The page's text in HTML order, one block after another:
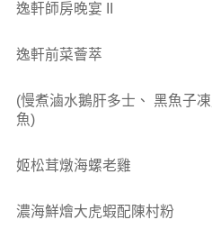
逸軒師房晚宴 II
逸軒前菜薈萃
(慢煮滷水鵝肝多士、 黑魚子
魚)
姬松茸燉海螺老雞
濃海鮮燴大虎蝦配陳村粉